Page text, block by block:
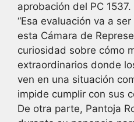
aprobación del PC 1537.
“Esa evaluación va a
esta Cámara de
curiosidad sobre cómo
extraordinarios donde
ven en una situación
impide cumplir con sus
De otra parte, Pantoja